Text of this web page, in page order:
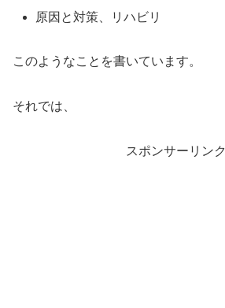
原因と対策、リハビリ
このようなことを書いています。
それでは、
スポンサーリンク